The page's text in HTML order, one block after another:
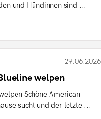
und Hündinnen sind ...
29.06.2026
welpen
Schöne American
sucht und der letzte ...